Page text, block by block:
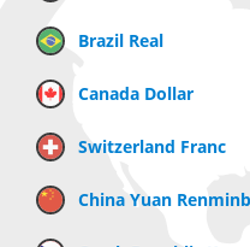
Brazil Real
Canada Dollar
Switzerland Franc
China Yuan